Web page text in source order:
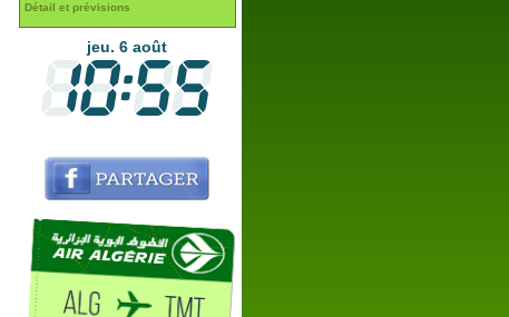
Détail et prévisions
jeu. 6 août